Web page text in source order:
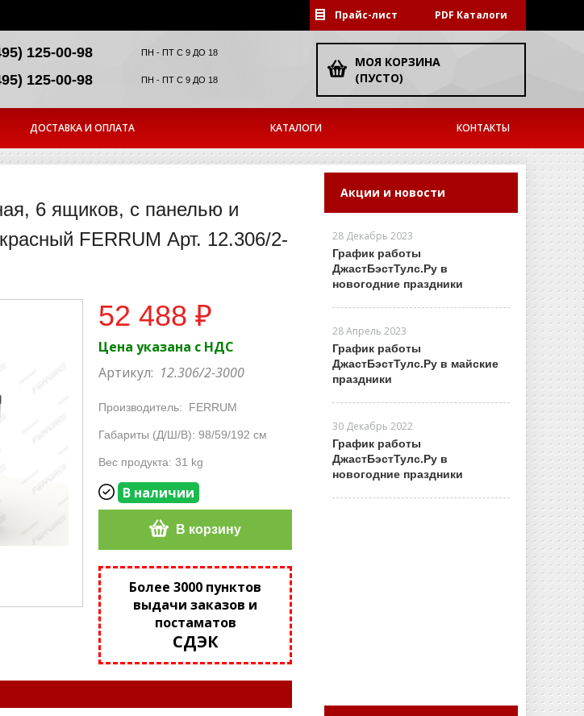
Прайс-лист PDF Каталоги
125-00-98 ПН - ПТ С 9 ДО 18
125-00-98 ПН - ПТ С 9 ДО 18
МОЯ КОРЗИНА
(ПУСТО)
ДОСТАВКА И ОПЛАТА КАТАЛОГИ КОНТАКТЫ
6 ящиков, с панелью и
FERRUM Арт. 12.306/2-
52 488 ₽
Цена указана с НДС
Артикул: 12.306/2-3000
Производитель: FERRUM
Габариты (Д/Ш/В): 98/59/192 см
Вес продукта: 31 kg
В наличии
В корзину
Более 3000 пунктов
выдачи заказов и
постаматов
СДЭК
Акции и новости
28 Декабрь 2023
График работы
ДжастБэстТулс.Ру в
новогодние праздники
28 Апрель 2023
График работы
ДжастБэстТулс.Ру в майские
праздники
30 Декабрь 2022
График работы
ДжастБэстТулс.Ру в
новогодние праздники